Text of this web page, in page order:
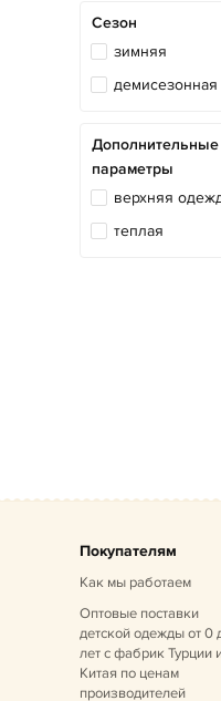
Сезон
зимняя
демисезонная
Дополнительные
параметры
верхняя
теплая
Покупателям
Как мы работаем
Оптовые поставки
детской одежды от 0
летс фабрик Турции
Китая по ценам
производителей